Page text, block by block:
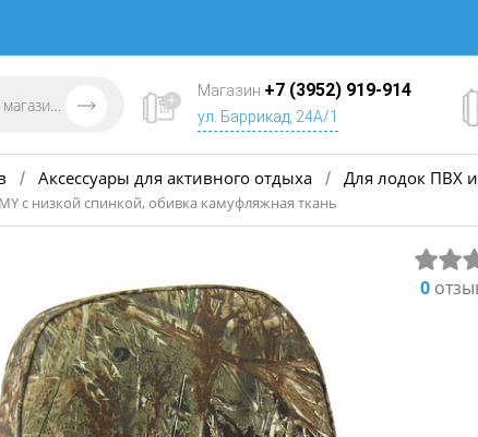
Магазин +7 (3952) 919-914
ул. Баррикад, 24А/1
/ Аксессуары для активного отдыха / Для лодок ПВХ
с низкой спинкой, обивка камуфляжная ткань
0